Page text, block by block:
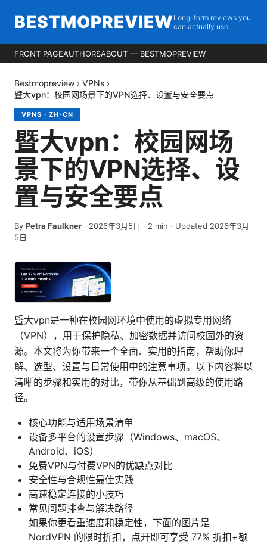
BESTMOPREVIEW Long-form reviews you
can actually use.
FRONT PAGEAUTHORSABOUT — BESTMOPREVIEW
Bestmopreview › VPNs ›
暨大vpn：校园网场景下的VPN选择、设置与安全要点
VPNS · ZH-CN
暨大vpn：校园网场
景下的VPN选择、设
置与安全要点
By Petra Faulkner · 2026年3月5日 · 2 min · Updated 2026年3月
5日
暨大vpn是一种在校园网环境中使用的虚拟专用网络
（VPN），用于保护隐私、加密数据并访问校园外的资
源。本文将为你带来一个全面、实用的指南，帮助你理
解、选型、设置与日常使用中的注意事项。以下内容将以
清晰的步骤和实用的对比，带你从基础到高级的使用路
径。
核心功能与适用场景清单
设备多平台的设置步骤（Windows、macOS、
Android、iOS）
免费VPN与付费VPN的优缺点对比
安全性与合规性最佳实践
高速稳定连接的小技巧
常见问题排查与解决路径
如果你更看重速度和稳定性，下面的图片是
NordVPN 的限时折扣，点开即可享受 77% 折扣+额